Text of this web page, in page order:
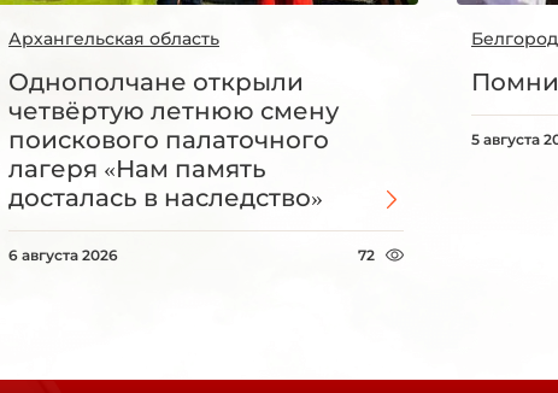
Архангельская область
Однополчане открыли
четвёртую летнюю смену
поискового палаточного
лагеря «Нам память
досталась в наследство»
6 августа 2026 72
5 августа